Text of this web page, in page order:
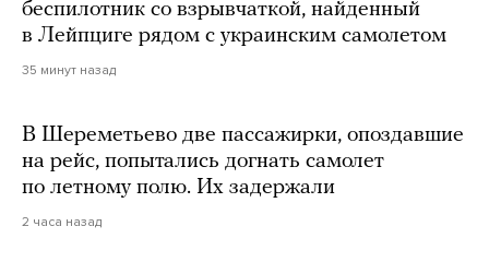
беспилотник со взрывчаткой, найденный
в Лейпциге рядом с украинским самолетом
35 минут назад
В Шереметьево две пассажирки, опоздавшие
на рейс, попытались догнать самолет
по летному полю. Их задержали
2 часа назад